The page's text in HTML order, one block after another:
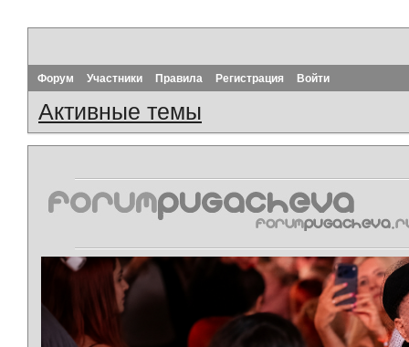
Форум Участники Правила Регистрация Войти
Активные темы